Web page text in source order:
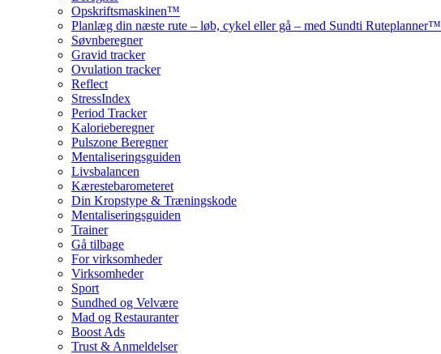
Opskriftsmaskinen™
Planlæg din næste rute – løb, cykel eller gå – med Sundti Ruteplanner™
Søvnberegner
Gravid tracker
Ovulation tracker
Reflect
StressIndex
Period Tracker
Kalorieberegner
Pulszone Beregner
Mentaliseringsguiden
Livsbalancen
Kærestebarometeret
Din Kropstype & Træningskode
Mentaliseringsguiden
Trainer
Gå tilbage
For virksomheder
Virksomheder
Sport
Sundhed og Velvære
Mad og Restauranter
Boost Ads
Trust & Anmeldelser